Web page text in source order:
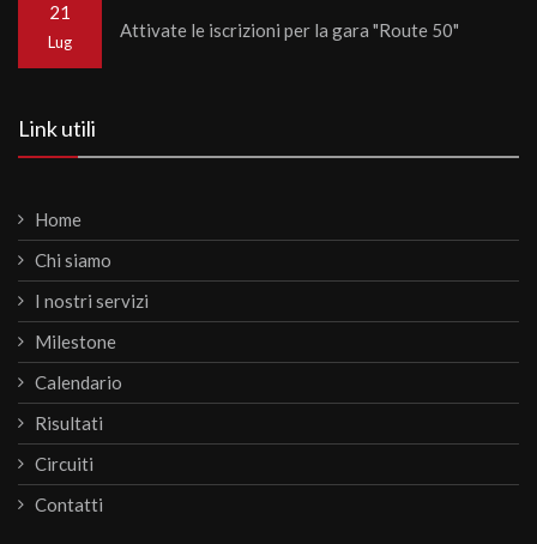
21
Lug
Attivate le iscrizioni per la gara "Route 50"
Link utili
Home
Chi siamo
I nostri servizi
Milestone
Calendario
Risultati
Circuiti
Contatti